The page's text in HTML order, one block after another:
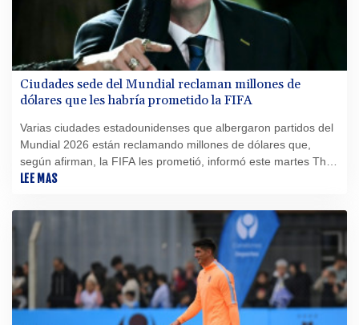
Ciudades sede del Mundial reclaman millones de
dólares que les habría prometido la FIFA
Varias ciudades estadounidenses que albergaron partidos del
Mundial 2026 están reclamando millones de dólares que,
según afirman, la FIFA les prometió, informó este martes The
Athletic.
LEE MAS